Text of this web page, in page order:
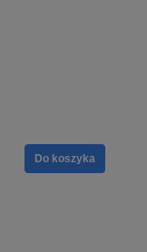
Do koszyka